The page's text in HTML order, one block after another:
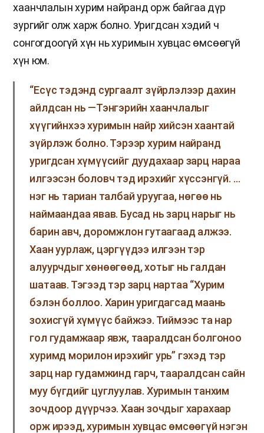
хаанчлалын хурим найранд орж байгаа дүр
зургийг олж харж болно. Уригдсан хэдий ч
сонгогдоогүй хүн нь хуримын хувцас өмсөөгүй
хүн юм.
“Есүс тэдэнд сургаалт зүйрлэлээр дахин
айлдсан нь —Тэнгэрийн хаанчлалыг
хүүгийнхээ хуримын найр хийсэн хаантай
зүйрлэж болно. Тэрээр хурим найранд
уригдсан хүмүүсийг дуудахаар зарц нараа
илгээсэн боловч тэд ирэхийг хүссэнгүй. …
нэг нь тариан талбай уруугаа, нөгөө нь
наймаандаа явав. Бусад нь зарц нарыг нь
барин авч, доромжлон гутаагаад алжээ.
Хаан уурлаж, цэргүүдээ илгээн тэр
алуурчдыг хөнөөгөөд, хотыг нь галдан
шатаав. Тэгээд тэр зарц нартаа “Хурим
бэлэн боллоо. Харин уригдагсад маань
зохисгүй хүмүүс байжээ. Тиймээс та нар
гол гудамжаар явж, тааралдсан болгоноо
хуримд морилон ирэхийг урь” гэхэд тэр
зарц нар гудамжинд гарч, тааралдсан сайн
муу бүгдийг цуглуулав. Хуримын танхим
зочдоор дүүрчээ. Хаан зочдыг харахаар
орж ирээд, хуримын хувцас өмсөөгүй нэгэн